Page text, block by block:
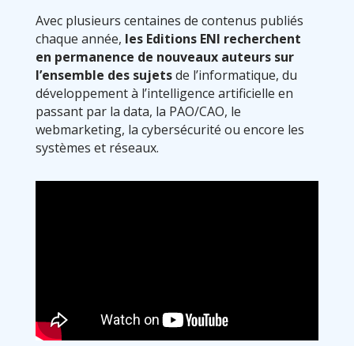
Avec plusieurs centaines de contenus publiés
chaque année, les Editions ENI recherchent
en permanence de nouveaux auteurs sur
l’ensemble des sujetsde l’informatique, du
développement à l’intelligence artificielle en
passant par la data, la PAO/CAO, le
webmarketing, la cybersécurité ou encore les
systèmes et réseaux.